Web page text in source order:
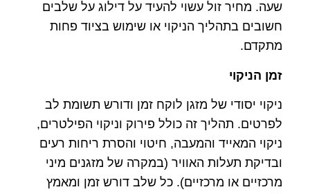
שעה. מחיר זול עשוי להעיד על דילוג על שלבים
חשובים בתהליך הניקוי או שימוש בציוד פחות
מתקדם.
זמן הניקוי
ניקוי יסודי של מזגן לוקח זמן ודורש תשומת לב
לפרטים. תהליך זה כולל פירוק וניקוי הפילטרים,
ניקוי המאייד והמעבה, חיטוי והסרת ריחות רעים
ובדיקת תעלות האוויר (במקרה של מזגנים מיני
מרכזיים או מרכזיים). כל שלב דורש זמן ומאמץ